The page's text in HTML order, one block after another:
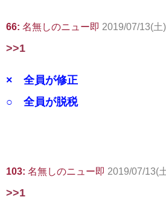
66: 名無しのニュー即 2019/07/13(土
>>1
× 全員が修正
○ 全員が脱税
103: 名無しのニュー即 2019/07/13(
>>1